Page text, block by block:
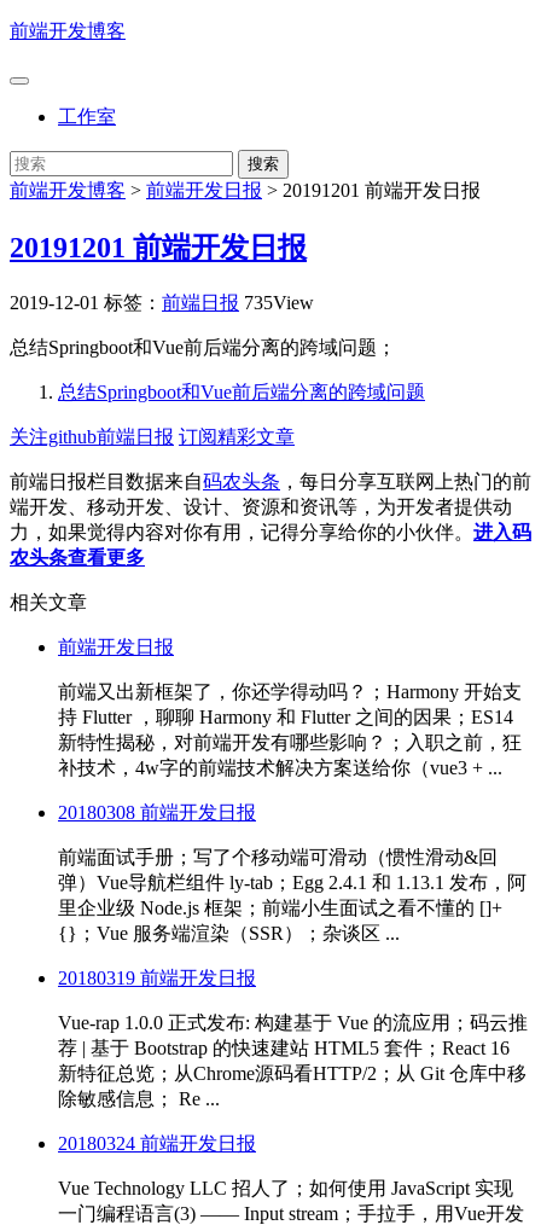
前端开发博客
工作室
前端开发博客 > 前端开发日报 > 20191201 前端开发日报
20191201 前端开发日报
2019-12-01 标签： 前端日报 735View
总结Springboot和Vue前后端分离的跨域问题；
总结Springboot和Vue前后端分离的跨域问题
关注github前端日报 订阅精彩文章
前端日报栏目数据来自码农头条 ，每日分享互联网上热门的前
端开发、移动开发、设计、资源和资讯等，为开发者提供动
力，如果觉得内容对你有用，记得分享给你的小伙伴。 进入码
农头条查看更多
相关文章
前端开发日报
前端又出新框架了，你还学得动吗？；Harmony 开始支
持 Flutter ，聊聊 Harmony 和 Flutter 之间的因果；ES14
新特性揭秘，对前端开发有哪些影响？；入职之前，狂
补技术，4w字的前端技术解决方案送给你（vue3 + ...
20180308 前端开发日报
前端面试手册；写了个移动端可滑动（惯性滑动&回
弹）Vue导航栏组件 ly-tab；Egg 2.4.1 和 1.13.1 发布，阿
里企业级 Node.js 框架；前端小生面试之看不懂的 []+
{}；Vue 服务端渲染（SSR）；杂谈区 ...
20180319 前端开发日报
Vue-rap 1.0.0 正式发布: 构建基于 Vue 的流应用；码云推
荐 | 基于 Bootstrap 的快速建站 HTML5 套件；React 16
新特征总览；从Chrome源码看HTTP/2；从 Git 仓库中移
除敏感信息； Re ...
20180324 前端开发日报
Vue Technology LLC 招人了；如何使用 JavaScript 实现
一门编程语言(3) —— Input stream；手拉手，用Vue开发